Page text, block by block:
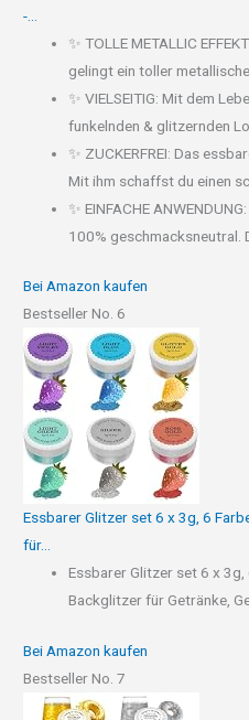
-...
✨ TOLLE METALLIC
gelingt ein toller
✨ VIELSEITIG: Mit dem
funkelnden & glitzernden
✨ ZUCKERFREI: Das
Mit ihm schaffst du einen
✨ EINFACHE
100% geschmacksneutral.
Bei Amazon kaufen
Bestseller No. 6
Essbarer Glitzer set 6 x 3g, 6
für...
Essbarer Glitzer set 6 x
Backglitzer für Getränke,
Bei Amazon kaufen
Bestseller No. 7